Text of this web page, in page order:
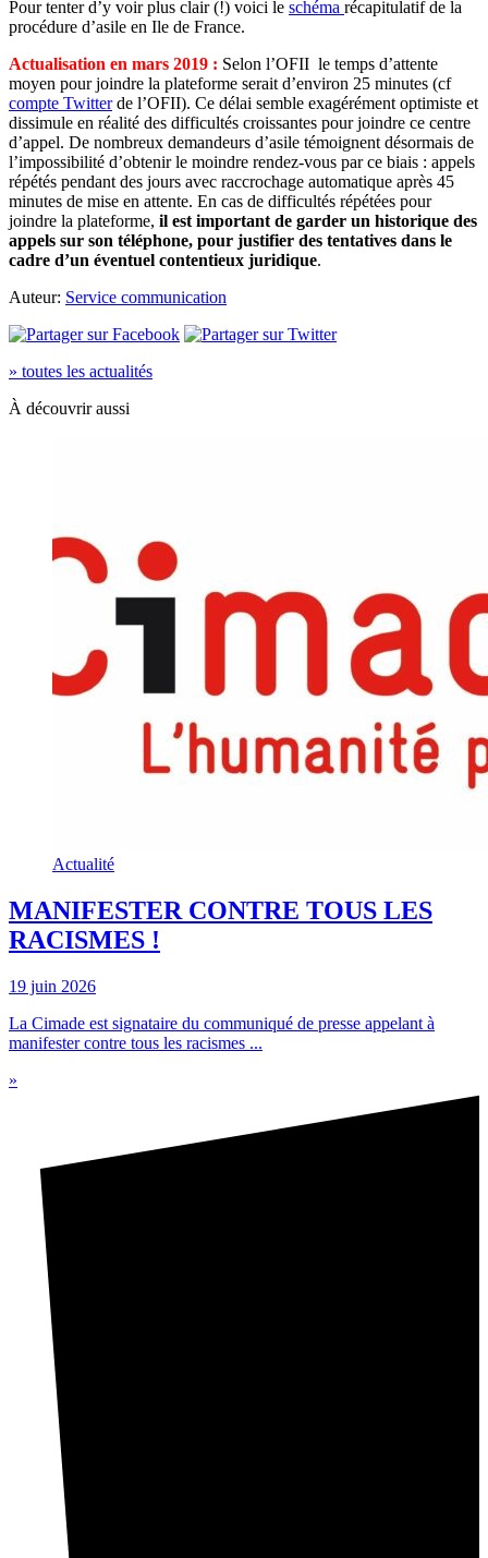
Pour tenter d’y voir plus clair (!) voici le schéma récapitulatif de la
procédure d’asile en Ile de France.
Actualisation en mars 2019 : Selon l’OFII le temps d’attente
moyen pour joindre la plateforme serait d’environ 25 minutes (cf
compte Twitterde l’OFII). Ce délai semble exagérément optimiste et
dissimule en réalité des difficultés croissantes pour joindre ce centre
d’appel. De nombreux demandeurs d’asile témoignent désormais de
l’impossibilité d’obtenir le moindre rendez-vous par ce biais : appels
répétés pendant des jours avec raccrochage automatique après 45
minutes de mise en attente. En cas de difficultés répétées pour
joindre la plateforme, il est important de garder un historique des
appels sur son téléphone, pour justifier des tentatives dans le
cadre d’un éventuel contentieux juridique.
Auteur: Service communication
» toutes les actualités
À découvrir aussi
Actualité
MANIFESTER CONTRE TOUS LES
RACISMES !
19 juin 2026
La Cimade est signataire du communiqué de presse appelant à
manifester contre tous les racismes ...
»